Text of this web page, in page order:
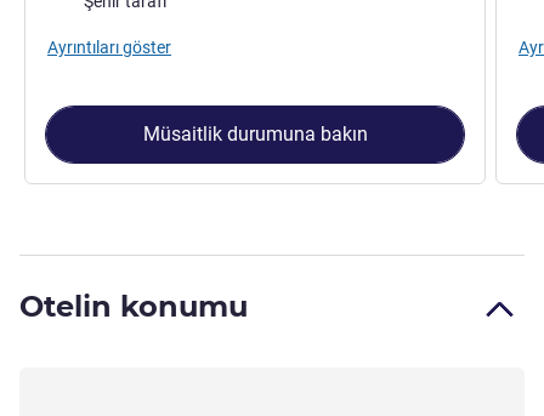
Ayrıntıları göster
Müsaitlik durumuna bakın
Otelin konumu